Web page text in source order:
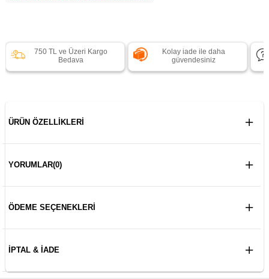
750 TL ve Üzeri Kargo
Bedava
Kolay iade ile daha
güvendesiniz
ÜRÜN ÖZELLIKLERI
YORUMLAR(0)
ÖDEME SEÇENEKLERI
İPTAL & İADE